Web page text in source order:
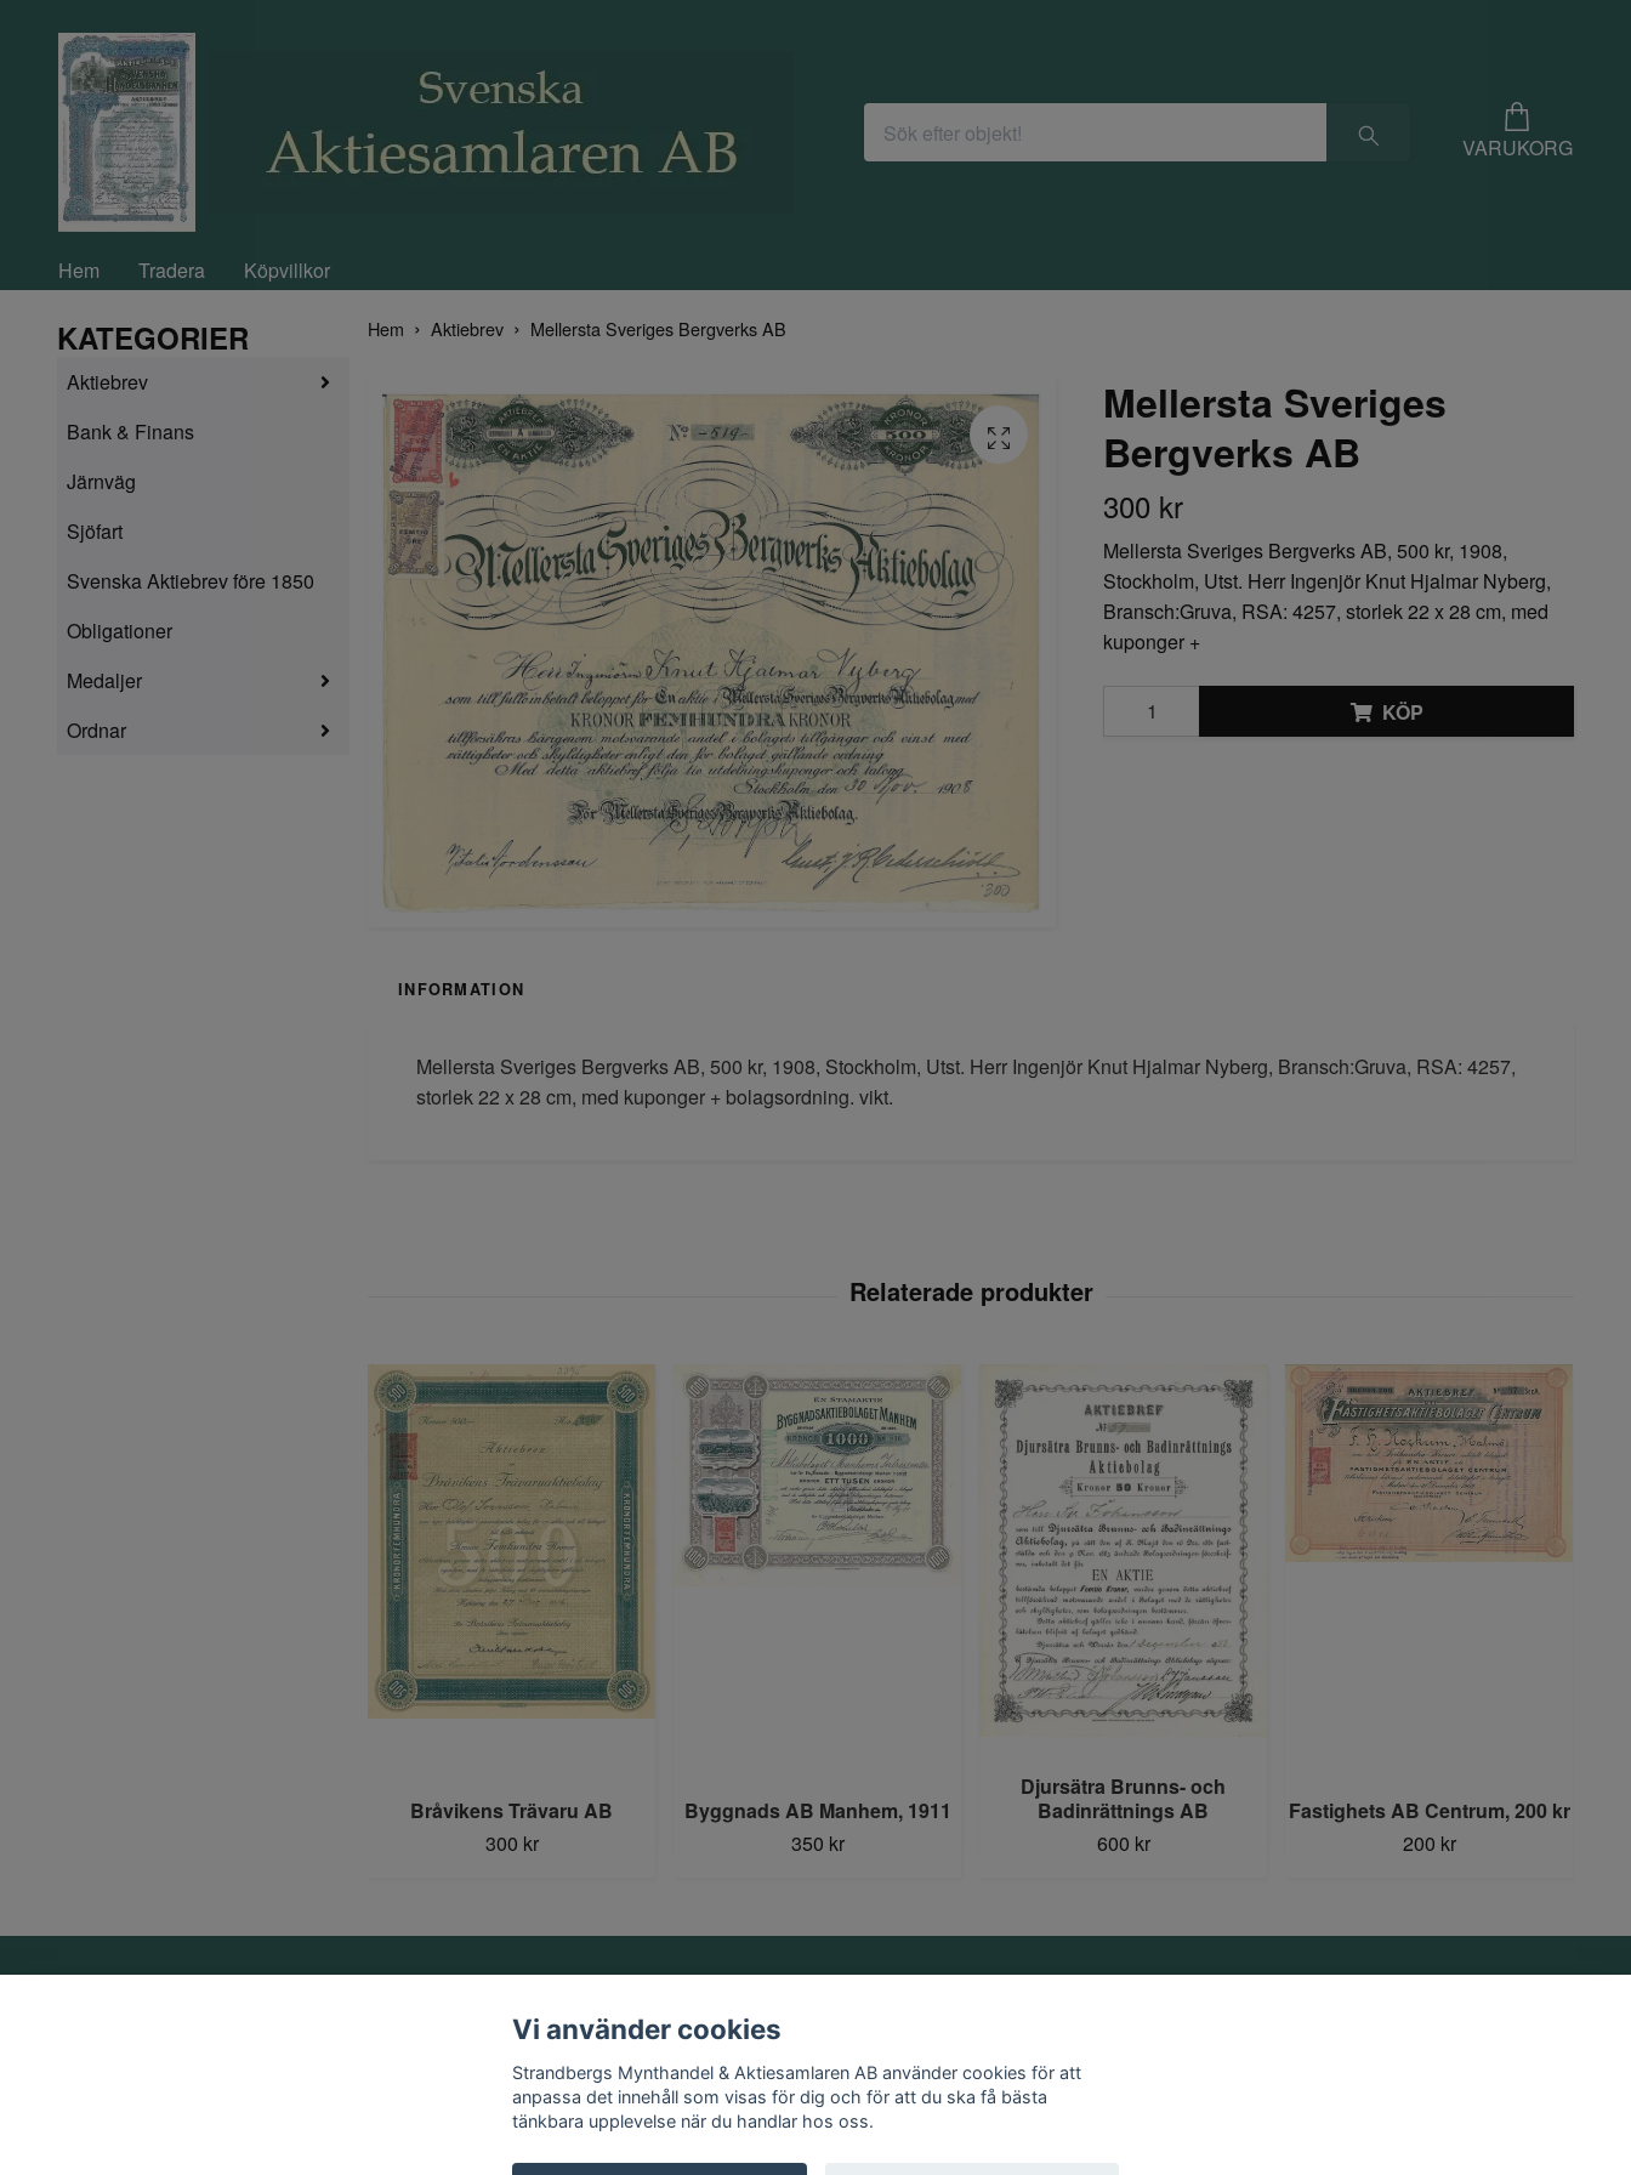
VARUKORG
Hem Tradera Köpvillkor
KATEGORIER
Aktiebrev
Bank & Finans
Järnväg
Sjöfart
Svenska Aktiebrev före 1850
Obligationer
Medaljer
Ordnar
Hem Aktiebrev Mellersta Sveriges Bergverks AB
Mellersta Sveriges
Bergverks AB
300 kr
Mellersta Sveriges Bergverks AB, 500 kr, 1908,
Stockholm, Utst. Herr Ingenjör Knut Hjalmar Nyberg,
Bransch:Gruva, RSA: 4257, storlek 22 x 28 cm, med
kuponger +
KÖP
INFORMATION
Mellersta Sveriges Bergverks AB, 500 kr, 1908, Stockholm, Utst. Herr Ingenjör Knut Hjalmar Nyberg, Bransch:Gruva, RSA: 4257,
storlek 22 x 28 cm, med kuponger + bolagsordning. vikt.
Bråvikens Trävaru AB
300 kr
Byggnads AB Manhem, 1911
350 kr
Djursätra Brunns- och
Badinrättnings AB
600 kr
Fastighets AB Centrum, 200 kr
200 kr
Kontakt
Köpvillkor
Vi använder cookies
Strandbergs Mynthandel & Aktiesamlaren AB använder cookies för att
anpassa det innehåll som visas för dig och för att du ska få bästa
tänkbara upplevelse när du handlar hos oss.